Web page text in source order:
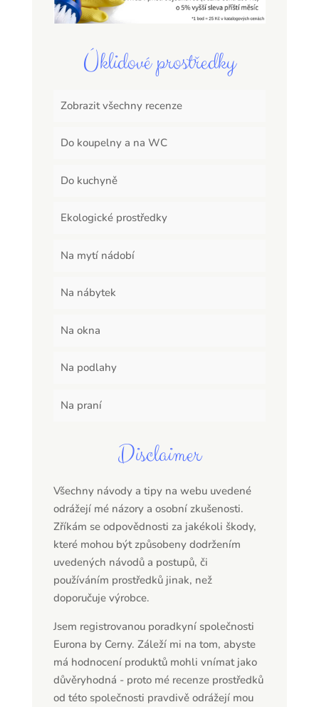
Úklidové prostředky
Zobrazit všechny recenze
Do koupelny a na WC
Do kuchyně
Ekologické prostředky
Na mytí nádobí
Na nábytek
Na okna
Na podlahy
Na praní
Disclaimer
Všechny návody a tipy na webu uvedené
odrážejí mé názory a osobní zkušenosti.
Zříkám se odpovědnosti za jakékoli škody,
které mohou být způsobeny dodržením
uvedených návodů a postupů, či
používáním prostředků jinak, než
doporučuje výrobce.
Jsem registrovanou poradkyní společnosti
Eurona by Cerny. Záleží mi na tom, abyste
má hodnocení produktů mohli vnímat jako
důvěryhodná - proto mé recenze prostředků
od této společnosti pravdivě odrážejí mou